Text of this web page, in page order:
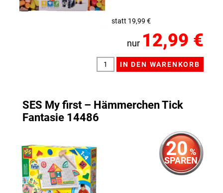
statt 19,99 €
nur 12,99 €
SES My first – Hämmerchen Tick
Fantasie 14486
20 %
SPAREN